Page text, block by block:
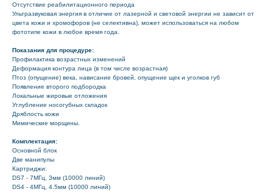
Отсутствие реабилитационного периода
Ультразвуковая энергия в отличие от лазерной и световой энергии не зависит от
цвета кожи и хромофоров (не селективна), может использоваться на любом
фототипе кожи в любое время года.
Показания для процедуре:
Профилактика возрастных изменений
Деформация контура лица (в том числе возрастная)
Птоз (опущение) века, нависание бровей, опущение щек и уголков губ
Появление второго подбородка
Локальные жировые отложения
Углубление носогубных складок
Дряблость кожи
Мимические морщины.
Комплектация:
Основной блок
Две манипулы
Картриджи:
DS7 - 7МГц, 3мм (10000 линий)
DS4 - 4МГц, 4.5мм (10000 линий)